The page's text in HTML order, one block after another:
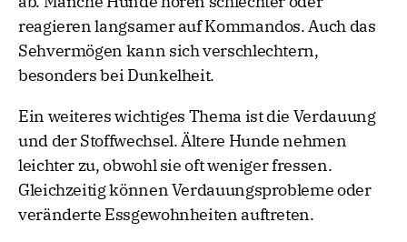
reagieren langsamer auf Kommandos. Auch das
Sehvermögen kann sich verschlechtern,
besonders bei Dunkelheit.
Ein weiteres wichtiges Thema ist die Verdauung
und der Stoffwechsel. Ältere Hunde nehmen
leichter zu, obwohl sie oft weniger fressen.
Gleichzeitig können Verdauungsprobleme oder
veränderte Essgewohnheiten auftreten.